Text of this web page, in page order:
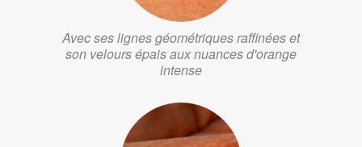
Avec ses lignes géométriques raffinées et
son velours épais aux nuances d'orange
intense